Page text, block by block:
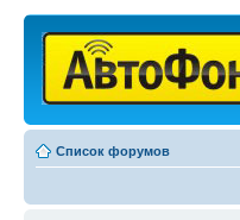
Список форумов